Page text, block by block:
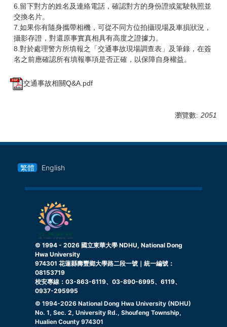
6.留下對方的姓名及連絡電話，確認對方的身份證或駕駛執照並
交換名片。
7.如果你有隨身攜帶相機，可從不同方位拍攝現場及車損狀況，
攝影存證，對還原事實真相具有高度之證據力。
8.對於處理警方所填報之「交通事故現場調查表」及筆錄，在簽
名之前應確認所有填報事項是否正確，以保障自身權益。
交通事故相關Q&A.pdf
瀏覽數: 2051
繁體 English
© 1994 - 2026 國立東華大學 NDHU, National Dong
Hwa University
974301 花蓮縣壽豐鄉大學路二段一號｜統一編號：
08153719
校安專線：03-863-6119、03-890-6995、6119、
0937-295995
© 1994-2026 National Dong Hwa University (NDHU)
No. 1, Sec. 2, University Rd., Shoufeng Township,
Hualien County 974301